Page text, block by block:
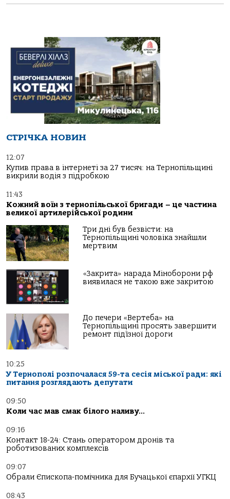
СТРІЧКА НОВИН
12:07
Купив права в інтернеті за 27 тисяч: на Тернопільщині
викрили водія з підробкою
11:43
Кожний воїн з тернопільської бригади – це частина
великої артилерійської родини
Три дні був безвісти: на
Тернопільщині чоловіка знайшли
мертвим
«Закрита» нарада Міноборони рф
виявилася не такою вже закритою
До печери «Вертеба» на
Тернопільщині просять завершити
ремонт під’їзної дороги
10:25
У Тернополі розпочалася 59-та сесія міської ради: які
питання розглядають депутати
09:50
Коли час мав смак білого наливу…
09:16
Контакт 18-24: Стань оператором дронів та
роботизованих комплексів
09:07
Обрали Єпископа-помічника для Бучацької єпархії УГКЦ
08:43